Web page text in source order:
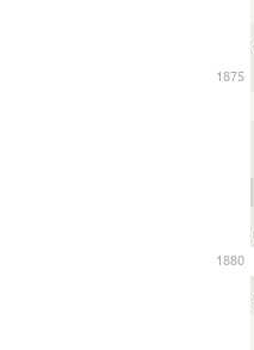
1875
1880